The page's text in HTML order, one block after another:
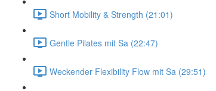
Short Mobility & Strength (21:01)
Gentle Pilates mit Sa (22:47)
Weckender Flexibility Flow mit Sa (29:51)